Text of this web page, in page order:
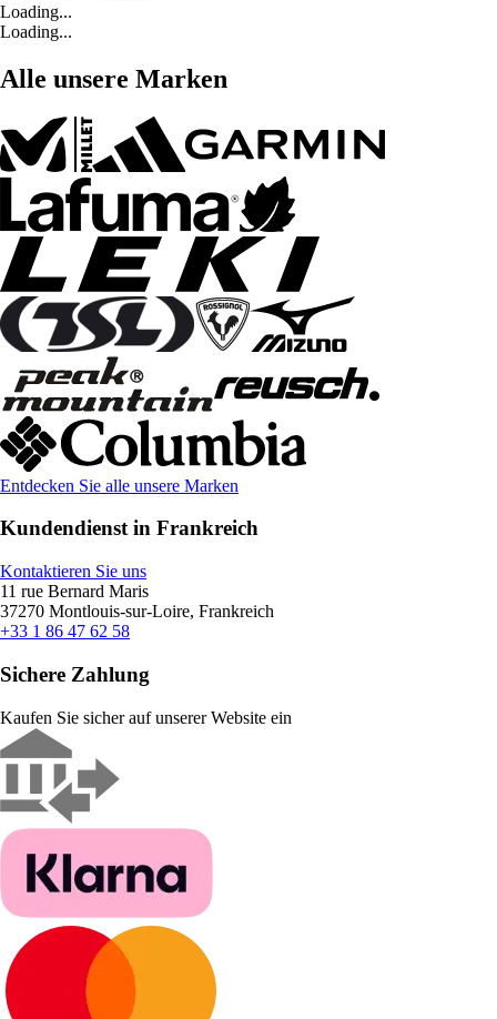
Loading...
Loading...
Alle unsere Marken
Entdecken Sie alle unsere Marken
Kundendienst in Frankreich
Kontaktieren Sie uns
11 rue Bernard Maris
37270 Montlouis-sur-Loire, Frankreich
+33 1 86 47 62 58
Sichere Zahlung
Kaufen Sie sicher auf unserer Website ein